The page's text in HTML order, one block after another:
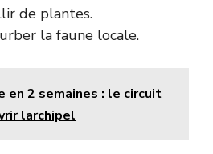
de plantes.
la faune locale.
en 2 semaines : le circuit
larchipel